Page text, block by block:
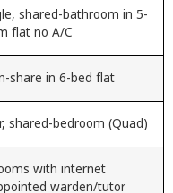
Single, shared-bathroom in
room flat no A/C
Twin-share in 6-bed flat
Four, shared-bedroom
with internet
appointed warden/tutor